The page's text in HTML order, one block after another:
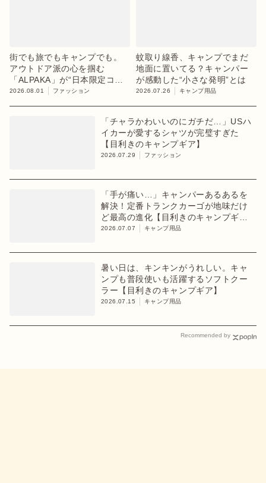
街でも旅でもキャンプでも。
アウトドア派の心を掴む
「ALPAKA」が“日本限定コレ
クション”第3弾を発売
2026.08.01 ファッション
蚊取り線香、キャンプでまだ
地面に置いてる？キャンパー
が感動した“小さな発明”とは
2026.07.26 キャンプ用品
「チャラかわいいのにガチだ…」USハ
イカーが愛するシャツが完璧すぎた
【目利きのキャンプギア】
2026.07.29 ファッション
「手が痛い…」キャンパーあるあるを
解決！定番トランクカーゴが地味だけ
ど最高の進化【目利きのキャンプギ
ア】
2026.07.07 キャンプ用品
暑い日は、キンキンがうれしい。キャ
ンプも普段使いも活躍するソフトクー
ラー【目利きのキャンプギア】
2026.07.15 キャンプ用品
Recommended by